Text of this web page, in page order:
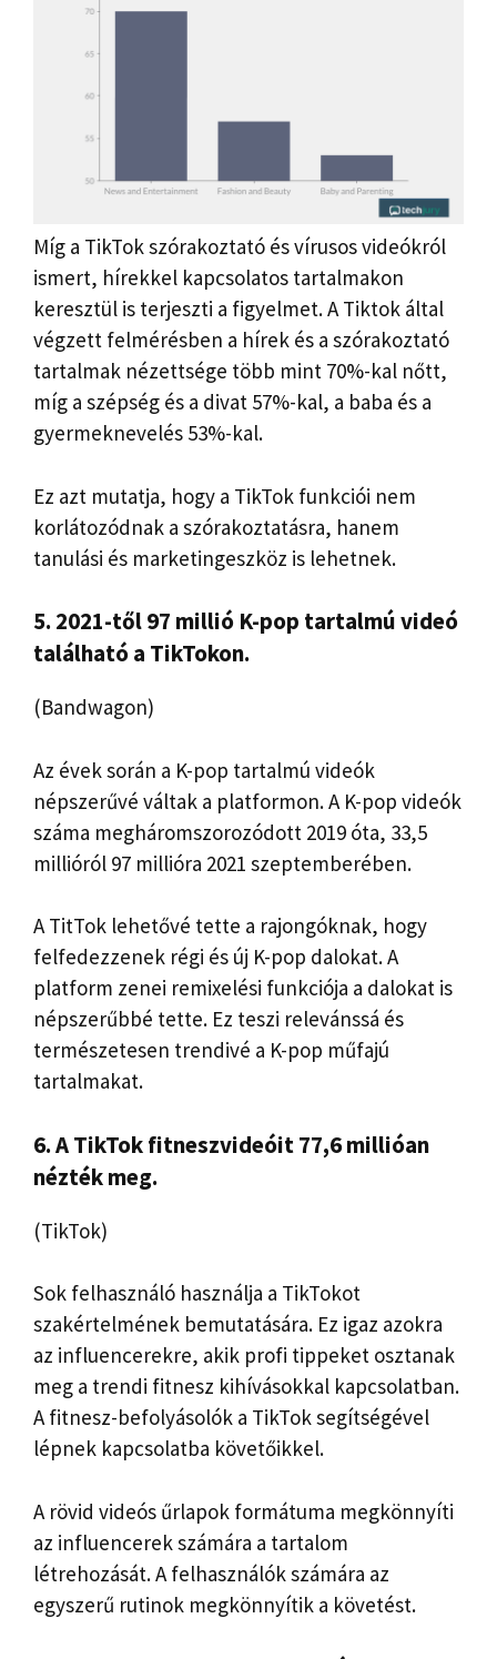
Míg a TikTok szórakoztató és vírusos videókról
ismert, hírekkel kapcsolatos tartalmakon
keresztül is terjeszti a figyelmet. A Tiktok által
végzett felmérésben a hírek és a szórakoztató
tartalmak nézettsége több mint 70%-kal nőtt,
míg a szépség és a divat 57%-kal, a baba és a
gyermeknevelés 53%-kal.
Ez azt mutatja, hogy a TikTok funkciói nem
korlátozódnak a szórakoztatásra, hanem
tanulási és marketingeszköz is lehetnek.
5. 2021-től 97 millió K-pop tartalmú videó
található a TikTokon.
(Bandwagon)
Az évek során a K-pop tartalmú videók
népszerűvé váltak a platformon. A K-pop videók
száma megháromszorozódott 2019 óta, 33,5
millióról 97 millióra 2021 szeptemberében.
A TitTok lehetővé tette a rajongóknak, hogy
felfedezzenek régi és új K-pop dalokat. A
platform zenei remixelési funkciója a dalokat is
népszerűbbé tette. Ez teszi relevánssá és
természetesen trendivé a K-pop műfajú
tartalmakat.
6. A TikTok fitneszvideóit 77,6 millióan
nézték meg.
(TikTok)
Sok felhasználó használja a TikTokot
szakértelmének bemutatására. Ez igaz azokra
az influencerekre, akik profi tippeket osztanak
meg a trendi fitnesz kihívásokkal kapcsolatban.
A fitnesz-befolyásolók a TikTok segítségével
lépnek kapcsolatba követőikkel.
A rövid videós űrlapok formátuma megkönnyíti
az influencerek számára a tartalom
létrehozását. A felhasználók számára az
egyszerű rutinok megkönnyítik a követést.